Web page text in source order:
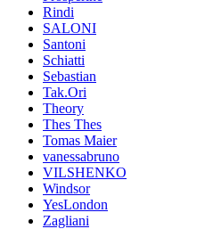
Rindi
SALONI
Santoni
Schiatti
Sebastian
Tak.Ori
Theory
Thes Thes
Tomas Maier
vanessabruno
VILSHENKO
Windsor
YesLondon
Zagliani